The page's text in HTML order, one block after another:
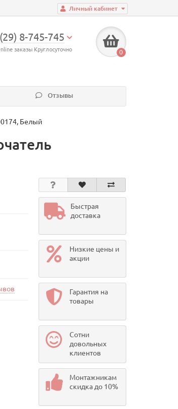
Личный кабинет
8-745-745
заказы Круглосуточно 0
Отзывы
Белый
Быстрая
доставка
Низкие цены и
акции
Гарантия на
товары
Сотни
довольных
клиентов
Монтажникам
скидка до 10%